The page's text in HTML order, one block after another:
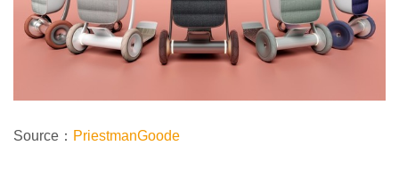
Source： PriestmanGoode